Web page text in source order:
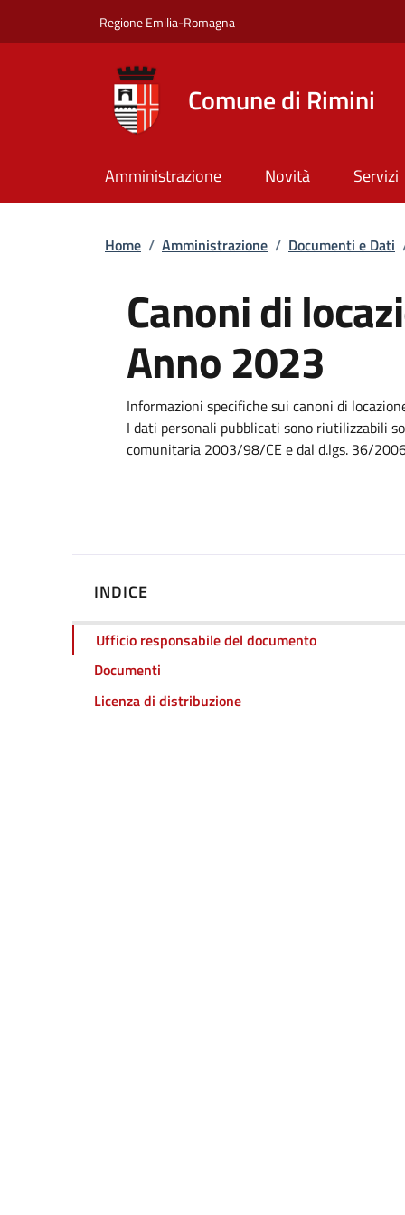
Regione Emilia-Romagna
Comune di Rimini
Amministrazione Novità Servizi
Briciole di pane
Home / Amministrazione / Documenti e Dati
Canoni di
Anno 2023
Dettagli
Informazioni specifiche sui canoni di
I dati personali pubblicati sono riutilizzabili
comunitaria 2003/98/CE e dal d.lgs. 36/
INDICE
Ufficio responsabile del documento
Documenti
Licenza di distribuzione